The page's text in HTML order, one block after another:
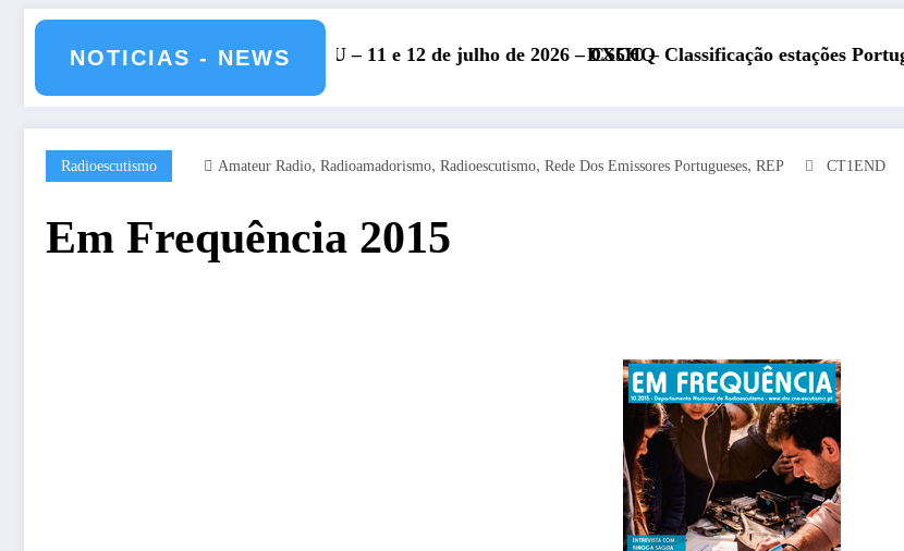
NOTICIAS - NEWS
HF da IARU – 11 e 12 de julho de 2026 – CS5HQDXCC – Classificação estações Portuguesas-2026
Radioescutismo Amateur Radio, Radioamadorismo, Radioescutismo, Rede Dos Emissores Portugueses, REP CT1END
Em Frequência 2015